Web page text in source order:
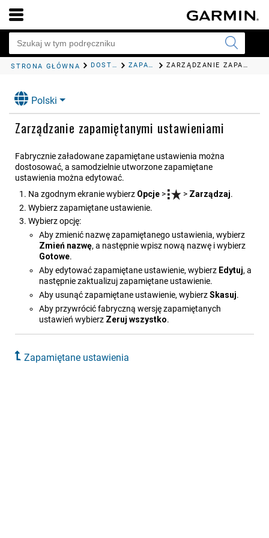
STRONA GŁÓWNA DOSTOSOWYWANIE PLOTERA NAWIGACYJNEGO ZAPAMIĘTANE USTAWIENIA ZARZĄDZANIE ZAPAMIĘTANYMI USTAWIENIAMI
Polski
Zarządzanie zapamiętanymi ustawieniami
Fabrycznie załadowane zapamiętane ustawienia można
dostosować, a samodzielnie utworzone zapamiętane
ustawienia można edytować.
Na zgodnym ekranie wybierz Opcje > > Zarządzaj.
Wybierz zapamiętane ustawienie.
Wybierz opcję:
Aby zmienić nazwę zapamiętanego ustawienia, wybierz
Zmień nazwę, a następnie wpisz nową nazwę i wybierz
Gotowe.
Aby edytować zapamiętane ustawienie, wybierz Edytuj, a
następnie zaktualizuj zapamiętane ustawienie.
Aby usunąć zapamiętane ustawienie, wybierzSkasuj.
Aby przywrócić fabryczną wersję zapamiętanych
ustawień wybierz Zeruj wszystko.
Zapamiętane ustawienia